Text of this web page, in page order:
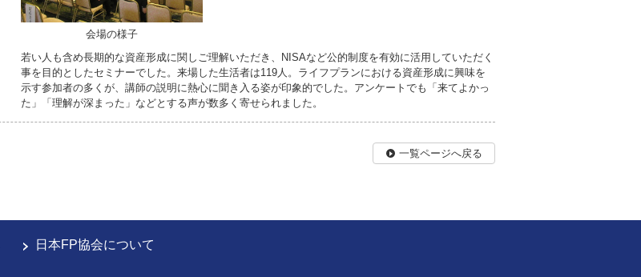
会場の様子
若い人も含め長期的な資産形成に関しご理解いただき、NISAなど公的制度を有効に活用していただく
事を目的としたセミナーでした。来場した生活者は119人。ライフプランにおける資産形成に興味を
示す参加者の多くが、講師の説明に熱心に聞き入る姿が印象的でした。アンケートでも「来てよかっ
た」「理解が深まった」などとする声が数多く寄せられました。
一覧ページへ戻る
日本FP協会について